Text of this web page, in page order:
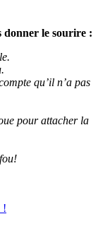
donner le sourire :
qu’il n’a pas
pour attacher la
!